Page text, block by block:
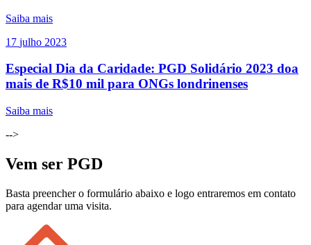
Saiba mais
17 julho 2023
Especial Dia da Caridade: PGD Solidário 2023 doa
mais de R$10 mil para ONGs londrinenses
Saiba mais
-->
Vem ser PGD
Basta preencher o formulário abaixo e logo entraremos em contato
para agendar uma visita.